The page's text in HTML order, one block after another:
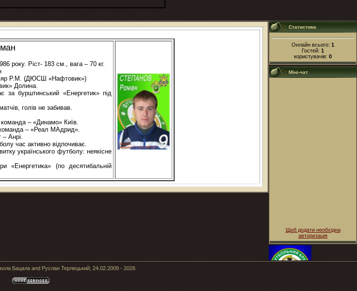
року. Ріст- 183 см., вага – 70 кг.
Р.М. (ДЮСШ «Нафтовик»)
Долина.
за бурштинський «Енергетик» під
голів не забивав.
– «Динамо» Київ.
– «Реал МАдрид».
– Анрі.
час активно відпочиває.
українського футболу: неякісне
«Енергетика» (по десятибальній
Статистика
Онлайн всього: 1
Гостей: 1
користувачів: 0
Міні-чат
Щоб додати необхідна
авторизація
Бацала and Руслан Терлецький; 24.02.2009 - 2026